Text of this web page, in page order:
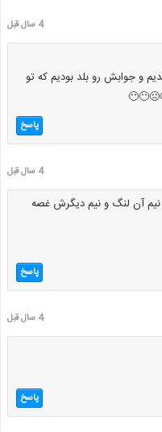
4 سال قبل
و جوابش رو بلد بودیم که تو
پاسخ
4 سال قبل
آن لنگ و نیم دیگرش غصه
پاسخ
4 سال قبل
پاسخ